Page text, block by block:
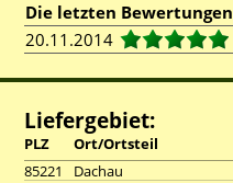
Die letzten Bewertungen
20.11.2014
Liefergebiet:
PLZ Ort/Ortsteil
85221 Dachau